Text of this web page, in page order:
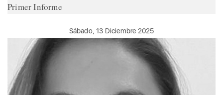
Sábado, 13 Diciembre 2025